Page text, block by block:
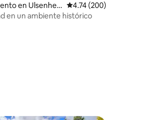
de 5; 28 evaluaciones
en Ulsenhei
Calificación promedio:
4.74 (200)
en un ambiente histórico